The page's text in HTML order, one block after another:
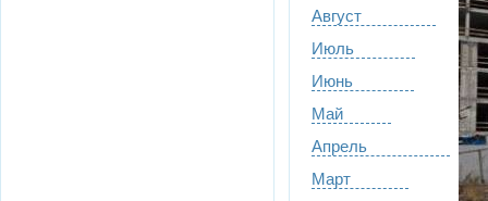
Август
Июль
Июнь
Май
Апрель
Март